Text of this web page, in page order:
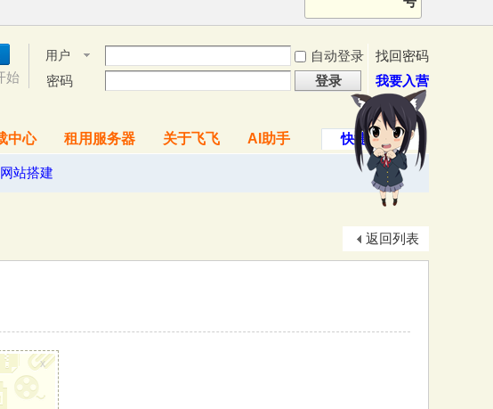
用户
名
自动登录
找回密码
密码
登录 我要入营
始
快捷导航
中心 租用服务器 关于飞飞 AI助手
网站搭建
返回列表
x